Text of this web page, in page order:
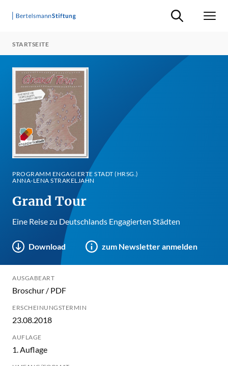
Suche ein-/
STARTSEITE
PROGRAMM ENGAGIERTE STADT (HRSG.)
ANNA-LENA STRAKELJAHN
Grand Tour
Eine Reise zu Deutschlands Engagierten Städten
Download zum Newsletter anmelden
AUSGABEART
Broschur / PDF
ERSCHEINUNGSTERMIN
23.08.2018
AUFLAGE
1. Auflage